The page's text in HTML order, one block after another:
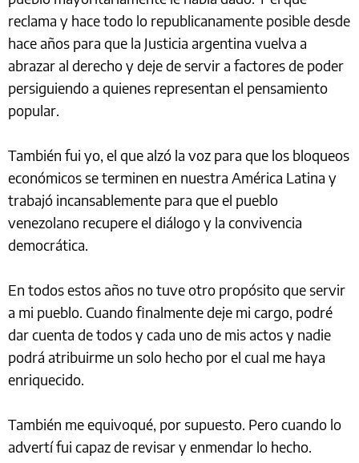
reclama y hace todo lo republicanamente posible desde
hace años para que la Justicia argentina vuelva a
abrazar al derecho y deje de servir a factores de poder
persiguiendo a quienes representan el pensamiento
popular.
También fui yo, el que alzó la voz para que los bloqueos
económicos se terminen en nuestra América Latina y
trabajó incansablemente para que el pueblo
venezolano recupere el diálogo y la convivencia
democrática.
En todos estos años no tuve otro propósito que servir
a mi pueblo. Cuando finalmente deje mi cargo, podré
dar cuenta de todos y cada uno de mis actos y nadie
podrá atribuirme un solo hecho por el cual me haya
enriquecido.
También me equivoqué, por supuesto. Pero cuando lo
advertí fui capaz de revisar y enmendar lo hecho.